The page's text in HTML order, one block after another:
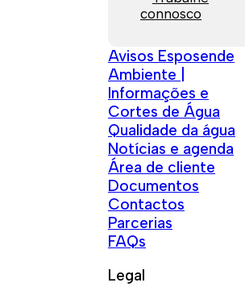
connosco
Avisos Esposende
Ambiente |
Informações e
Cortes de Água
Qualidade da água
Notícias e agenda
Área de cliente
Documentos
Contactos
Parcerias
FAQs
Legal